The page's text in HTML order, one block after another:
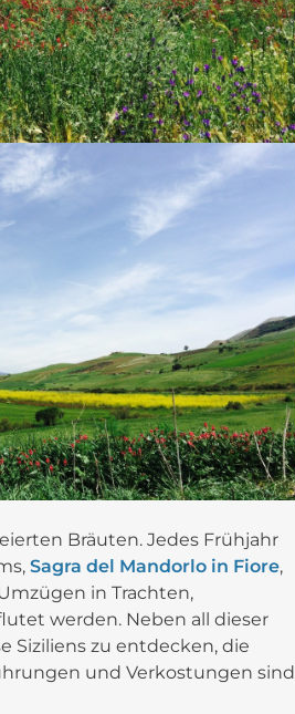
Bräuten. Jedes Frühjahr
Sagra del Mandorlo in Fiore,
in Trachten,
werden. Neben all dieser
Siziliens zu entdecken, die
und Verkostungen sind